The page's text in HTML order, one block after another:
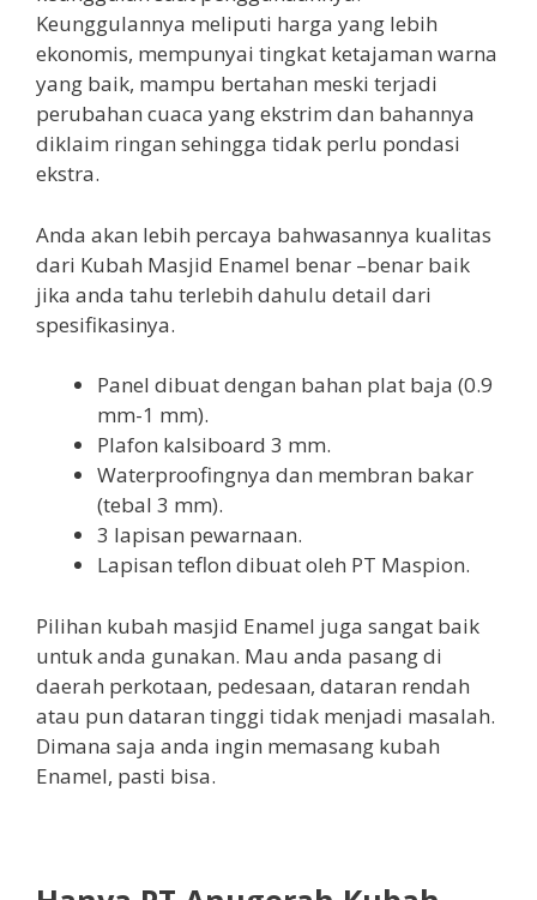
Keunggulannya meliputi harga yang lebih
ekonomis, mempunyai tingkat ketajaman warna
yang baik, mampu bertahan meski terjadi
perubahan cuaca yang ekstrim dan bahannya
diklaim ringan sehingga tidak perlu pondasi
ekstra.
Anda akan lebih percaya bahwasannya kualitas
dari Kubah Masjid Enamel benar –benar baik
jika anda tahu terlebih dahulu detail dari
spesifikasinya.
Panel dibuat dengan bahan plat baja (0.9
mm-1 mm).
Plafon kalsiboard 3 mm.
Waterproofingnya dan membran bakar
(tebal 3 mm).
3 lapisan pewarnaan.
Lapisan teflon dibuat oleh PT Maspion.
Pilihan kubah masjid Enamel juga sangat baik
untuk anda gunakan. Mau anda pasang di
daerah perkotaan, pedesaan, dataran rendah
atau pun dataran tinggi tidak menjadi masalah.
Dimana saja anda ingin memasang kubah
Enamel, pasti bisa.